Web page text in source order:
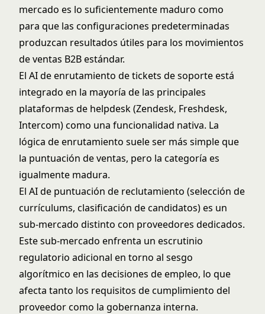
mercado es lo suficientemente maduro como
para que las configuraciones predeterminadas
produzcan resultados útiles para los movimientos
de ventas B2B estándar.
El AI de enrutamiento de tickets de soporte está
integrado en la mayoría de las principales
plataformas de helpdesk (Zendesk, Freshdesk,
Intercom) como una funcionalidad nativa. La
lógica de enrutamiento suele ser más simple que
la puntuación de ventas, pero la categoría es
igualmente madura.
El AI de puntuación de reclutamiento (selección de
currículums, clasificación de candidatos) es un
sub-mercado distinto con proveedores dedicados.
Este sub-mercado enfrenta un escrutinio
regulatorio adicional en torno al sesgo
algorítmico en las decisiones de empleo, lo que
afecta tanto los requisitos de cumplimiento del
proveedor como la gobernanza interna.